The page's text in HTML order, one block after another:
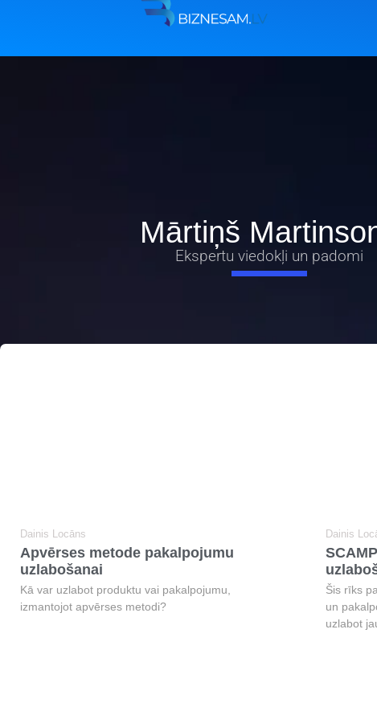
Mārtiņš
Ekspertu viedokļi un padomi
Dainis Locāns
Apvērses metode pakalpojumu
uzlabošanai
Kā var uzlabot produktu vai pakalpojumu,
izmantojot apvērses metodi?
Dainis
Šis rīks
un
uzlabot